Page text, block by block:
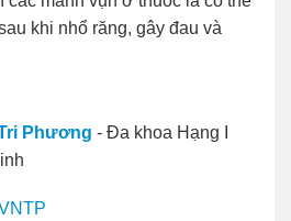
khi nhổ răng, gây đau và
Phương - Đa khoa Hạng I